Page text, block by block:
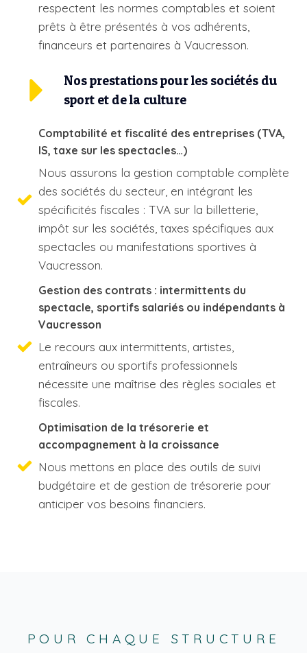
respectent les normes comptables et soient
prêts à être présentés à vos adhérents,
financeurs et partenaires à Vaucresson.
Nos prestations pour les sociétés du
sport et de la culture
Comptabilité et fiscalité des entreprises (TVA,
IS, taxe sur les spectacles…)
Nous assurons la gestion comptable complète
des sociétés du secteur, en intégrant les
spécificités fiscales : TVA sur la billetterie,
impôt sur les sociétés, taxes spécifiques aux
spectacles ou manifestations sportives à
Vaucresson.
Gestion des contrats : intermittents du
spectacle, sportifs salariés ou indépendants à
Vaucresson
Le recours aux intermittents, artistes,
entraîneurs ou sportifs professionnels
nécessite une maîtrise des règles sociales et
fiscales.
Optimisation de la trésorerie et
accompagnement à la croissance
Nous mettons en place des outils de suivi
budgétaire et de gestion de trésorerie pour
anticiper vos besoins financiers.
POUR CHAQUE STRUCTURE